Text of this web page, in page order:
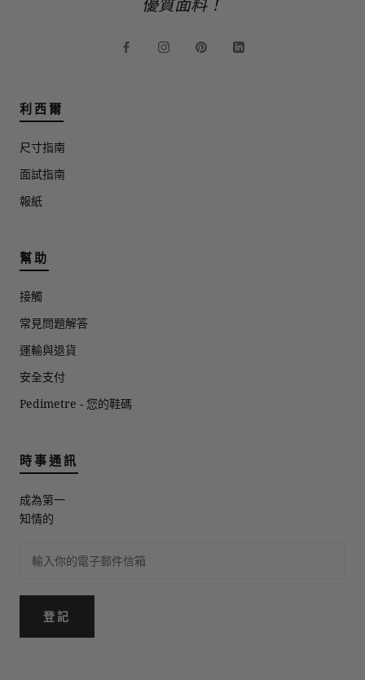
優質面料！
利西爾
尺寸指南
面試指南
報紙
幫助
接觸
常見問題解答
運輸與退貨
安全支付
Pedimetre - 您的鞋碼
時事通訊
成為第一
知情的
登記